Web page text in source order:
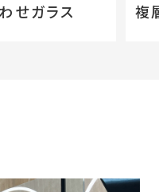
せガラス 複